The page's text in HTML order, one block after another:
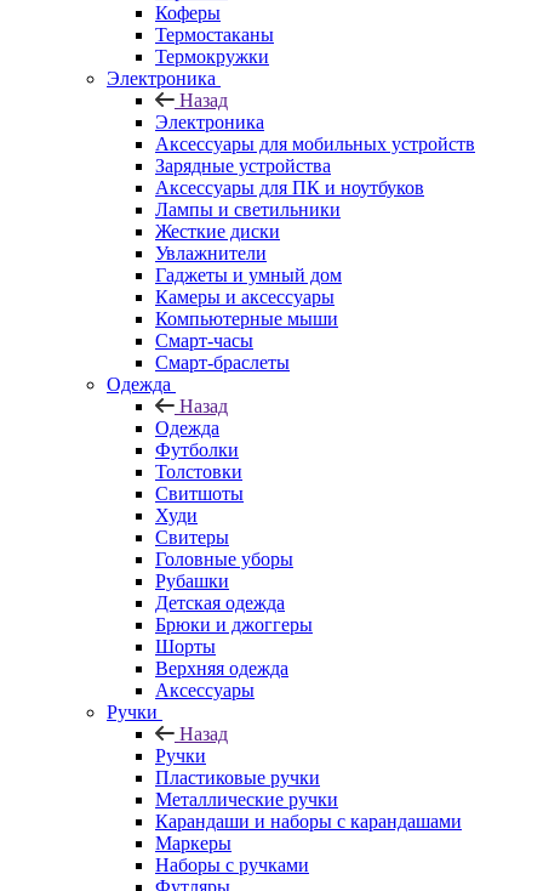
Коферы
Термостаканы
Термокружки
Электроника
Назад
Электроника
Аксессуары для мобильных устройств
Зарядные устройства
Аксессуары для ПК и ноутбуков
Лампы и светильники
Жесткие диски
Увлажнители
Гаджеты и умный дом
Камеры и аксессуары
Компьютерные мыши
Смарт-часы
Смарт-браслеты
Одежда
Назад
Одежда
Футболки
Толстовки
Свитшоты
Худи
Свитеры
Головные уборы
Рубашки
Детская одежда
Брюки и джоггеры
Шорты
Верхняя одежда
Аксессуары
Ручки
Назад
Ручки
Пластиковые ручки
Металлические ручки
Карандаши и наборы с карандашами
Маркеры
Наборы с ручками
Футляры